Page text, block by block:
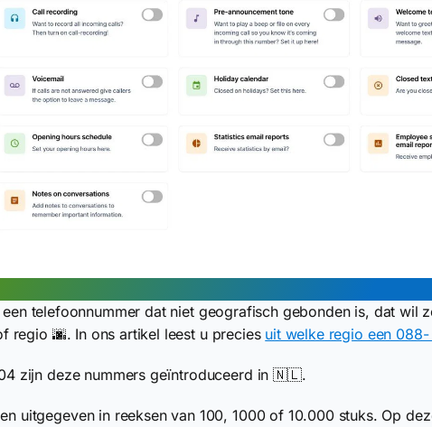
telefoonnummer dat niet geografisch gebonden is, dat wil
regio 🌆. In ons artikel leest u precies uit welke regio een
zijn deze nummers geïntroduceerd in 🇳🇱.
uitgegeven in reeksen van 100, 1000 of 10.000 stuks. Op